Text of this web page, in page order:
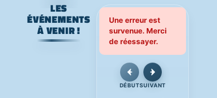
LES
ÉVÉNEMENTS
À VENIR !
Une erreur est
survenue. Merci
de réessayer.
DÉBUTSUIVANT